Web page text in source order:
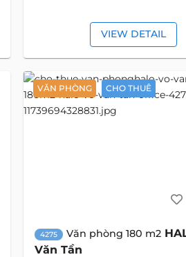
VIEW DETAIL
VĂN PHÒNG CHO THUÊ
4275 Văn phòng 180 m2
Văn Tần